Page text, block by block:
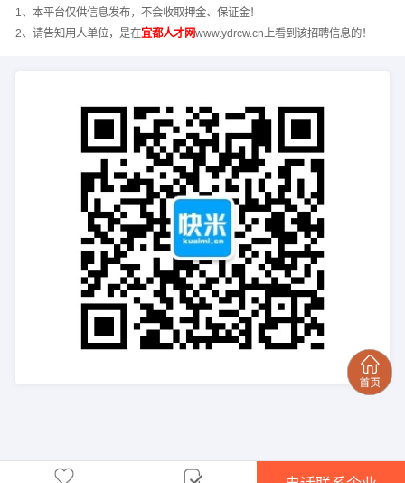
1、本平台仅供信息发布，不会收取押金、保证金！
2、请告知用人单位，是在宜都人才网www.ydrcw.cn上看到该招聘信息的！